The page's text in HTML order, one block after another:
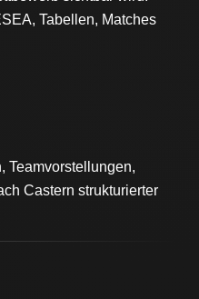
Tabellen, Matches
Teamvorstellungen,
Castern strukturierter